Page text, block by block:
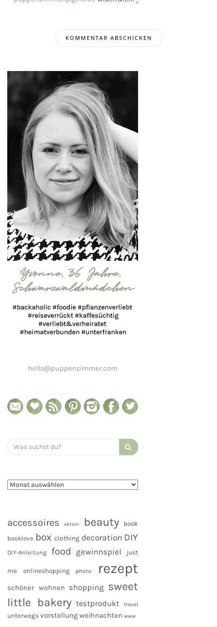
hello@puppenzimmer.com
Search
for:
accessoires aktion beauty
book
booklove box clothing decoration DIY
DIY-Anleitung food gewinnspiel just
me onlineshopping photo rezept
schöner wohnen shopping sweet
little bakery testprodukt travel
unterwegs vorstellung weihnachten www